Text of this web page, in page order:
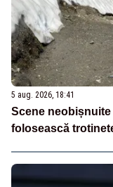
5 aug. 2026, 18:41
Scene
folosească